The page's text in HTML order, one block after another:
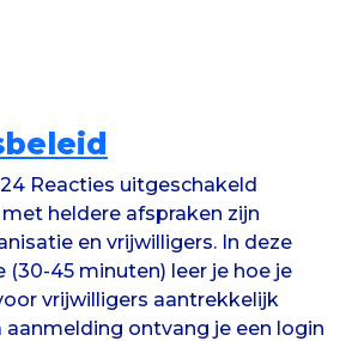
Reacties uitgeschakeld
heldere afspraken zijn
en vrijwilligers. In deze
45 minuten) leer je hoe je
vrijwilligers aantrekkelijk
ontvang je een login